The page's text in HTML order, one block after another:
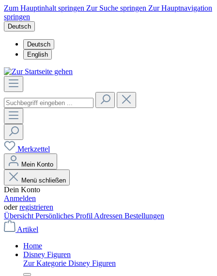
Zum Hauptinhalt springen Zur Suche springen Zur Hauptnavigation
springen
Deutsch
Deutsch
English
Merkzettel
Mein Konto
Menü schließen
Dein Konto
Anmelden
oderregistrieren
Übersicht Persönliches Profil Adressen Bestellungen
Artikel
Home
Disney Figuren
Zur Kategorie Disney Figuren